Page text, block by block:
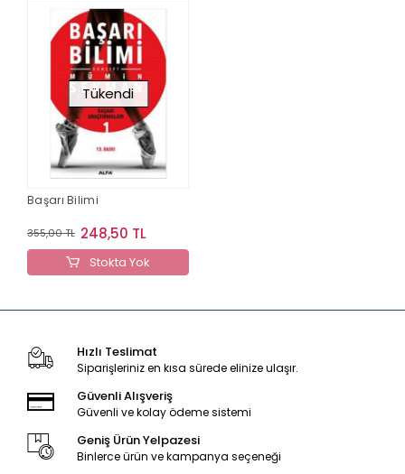
Tükendi
Başarı Bilimi
355,00 TL 248,50 TL
Stokta Yok
Hızlı Teslimat
Siparişleriniz en kısa sürede elinize ulaşır.
Güvenli Alışveriş
Güvenli ve kolay ödeme sistemi
Geniş Ürün Yelpazesi
Binlerce ürün ve kampanya seçeneği